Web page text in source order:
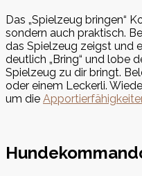
Das „Spielzeug bringen“
sondern auch praktisch.
das Spielzeug zeigst und
deutlich „Bring“ und lobe
Spielzeug zu dir bringt.
oder einem Leckerli.
um die